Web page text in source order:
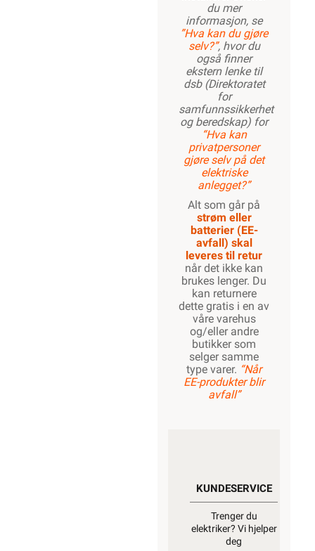
du mer
informasjon, se
”Hva kan du gjøre
selv?”, hvor du
også finner
ekstern lenke til
dsb (Direktoratet
for
samfunnssikkerhet
og beredskap) for
“Hva kan
privatpersoner
gjøre selv på det
elektriske
anlegget?”
Alt som går på
strøm eller
batterier (EE-
avfall) skal
leveres til retur
når det ikke kan
brukes lenger. Du
kan returnere
dette gratis i en av
våre varehus
og/eller andre
butikker som
selger samme
type varer. “Når
EE-produkter blir
avfall”
KUNDESERVICE
Trenger du
elektriker? Vi hjelper
deg